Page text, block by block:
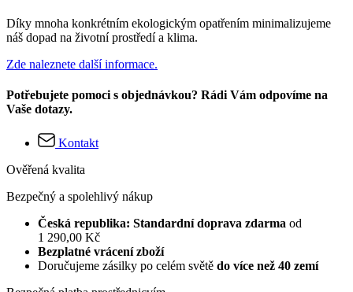
Díky mnoha konkrétním ekologickým opatřením minimalizujeme
náš dopad na životní prostředí a klima.
Zde naleznete další informace.
Potřebujete pomoci s objednávkou? Rádi Vám odpovíme na
Vaše dotazy.
Kontakt
Ověřená kvalita
Bezpečný a spolehlivý nákup
Česká republika: Standardní doprava zdarma od
1 290,00 Kč
Bezplatné vrácení zboží
Doručujeme zásilky po celém světě do více než 40 zemí